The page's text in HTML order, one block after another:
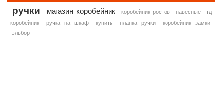
ручки магазин коробейник коробейник ростов навесные
тд
коробейник
ручка на шкаф купить планка ручки
коробейник замки
эльбор